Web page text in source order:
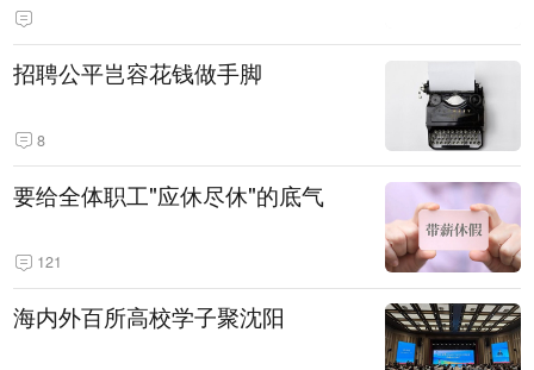
招聘公平岂容花钱做手脚
8
要给全体职工"应休尽休"的底气
121
海内外百所高校学子聚沈阳